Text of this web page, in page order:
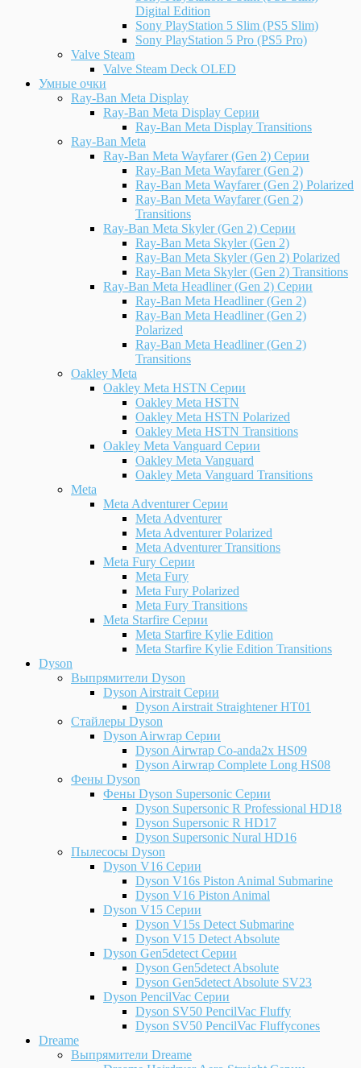
Digital Edition
Sony PlayStation 5 Slim (PS5 Slim)
Sony PlayStation 5 Pro (PS5 Pro)
Valve Steam
Valve Steam Deck OLED
Умные очки
Ray-Ban Meta Display
Ray-Ban Meta Display Серии
Ray-Ban Meta Display Transitions
Ray-Ban Meta
Ray-Ban Meta Wayfarer (Gen 2) Серии
Ray-Ban Meta Wayfarer (Gen 2)
Ray-Ban Meta Wayfarer (Gen 2) Polarized
Ray-Ban Meta Wayfarer (Gen 2)
Transitions
Ray-Ban Meta Skyler (Gen 2) Серии
Ray-Ban Meta Skyler (Gen 2)
Ray-Ban Meta Skyler (Gen 2) Polarized
Ray-Ban Meta Skyler (Gen 2) Transitions
Ray-Ban Meta Headliner (Gen 2) Серии
Ray-Ban Meta Headliner (Gen 2)
Ray-Ban Meta Headliner (Gen 2)
Polarized
Ray-Ban Meta Headliner (Gen 2)
Transitions
Oakley Meta
Oakley Meta HSTN Серии
Oakley Meta HSTN
Oakley Meta HSTN Polarized
Oakley Meta HSTN Transitions
Oakley Meta Vanguard Серии
Oakley Meta Vanguard
Oakley Meta Vanguard Transitions
Meta
Meta Adventurer Серии
Meta Adventurer
Meta Adventurer Polarized
Meta Adventurer Transitions
Meta Fury Серии
Meta Fury
Meta Fury Polarized
Meta Fury Transitions
Meta Starfire Серии
Meta Starfire Kylie Edition
Meta Starfire Kylie Edition Transitions
Dyson
Выпрямители Dyson
Dyson Airstrait Серии
Dyson Airstrait Straightener HT01
Стайлеры Dyson
Dyson Airwrap Серии
Dyson Airwrap Co-anda2x HS09
Dyson Airwrap Complete Long HS08
Фены Dyson
Фены Dyson Supersonic Серии
Dyson Supersonic R Professional HD18
Dyson Supersonic R HD17
Dyson Supersonic Nural HD16
Пылесосы Dyson
Dyson V16 Серии
Dyson V16s Piston Animal Submarine
Dyson V16 Piston Animal
Dyson V15 Серии
Dyson V15s Detect Submarine
Dyson V15 Detect Absolute
Dyson Gen5detect Серии
Dyson Gen5detect Absolute
Dyson Gen5detect Absolute SV23
Dyson PencilVac Серии
Dyson SV50 PencilVac Fluffy
Dyson SV50 PencilVac Fluffycones
Dreame
Выпрямители Dreame